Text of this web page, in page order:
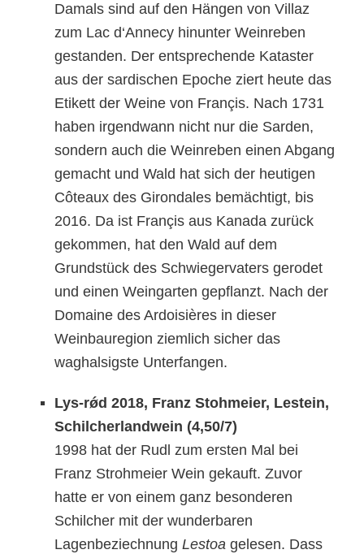
Damals sind auf den Hängen von Villaz
zum Lac d‘Annecy hinunter Weinreben
gestanden. Der entsprechende Kataster
aus der sardischen Epoche ziert heute das
Etikett der Weine von Françis. Nach 1731
haben irgendwann nicht nur die Sarden,
sondern auch die Weinreben einen Abgang
gemacht und Wald hat sich der heutigen
Côteaux des Girondales bemächtigt, bis
2016. Da ist Françis aus Kanada zurück
gekommen, hat den Wald auf dem
Grundstück des Schwiegervaters gerodet
und einen Weingarten gepflanzt. Nach der
Domaine des Ardoisières in dieser
Weinbauregion ziemlich sicher das
waghalsigste Unterfangen.
Lys-rǿd 2018, Franz Stohmeier, Lestein,
Schilcherlandwein (4,50/7)
1998 hat der Rudl zum ersten Mal bei
Franz Strohmeier Wein gekauft. Zuvor
hatte er von einem ganz besonderen
Schilcher mit der wunderbaren
Lagenbeziechnung Lestoagelesen. Dass